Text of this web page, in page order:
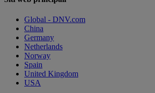
Global - DNV.com
China
Germany
Netherlands
Norway
Spain
United Kingdom
USA